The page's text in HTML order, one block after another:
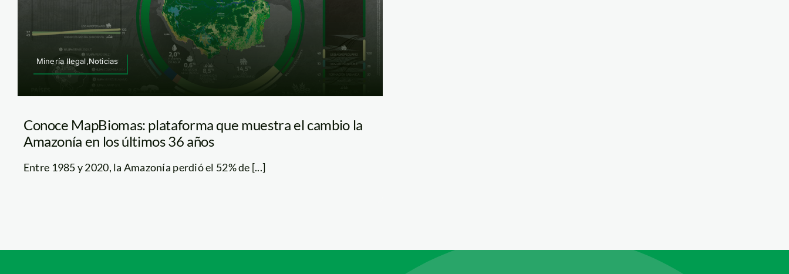
Minería Ilegal,Noticias
Conoce MapBiomas: plataforma que muestra el cambio la
Amazonía en los últimos 36 años
Entre 1985 y 2020, la Amazonía perdió el 52% de [...]